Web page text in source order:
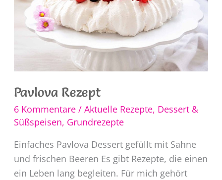
Pavlova Rezept
6 Kommentare / Aktuelle Rezepte, Dessert &
Süßspeisen, Grundrezepte
Einfaches Pavlova Dessert gefüllt mit Sahne
und frischen Beeren Es gibt Rezepte, die einen
ein Leben lang begleiten. Für mich gehört